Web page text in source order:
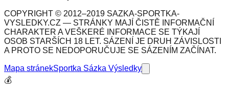
COPYRIGHT © 2012–2019 SAZKA-SPORTKA-
VYSLEDKY.CZ — STRÁNKY MAJÍ ČISTĚ INFORMAČNÍ
CHARAKTER A VEŠKERÉ INFORMACE SE TÝKAJÍ
OSOB STARŠÍCH 18 LET. SÁZENÍ JE DRUH ZÁVISLOSTI
A PROTO SE NEDOPORUČUJE SE SÁZENÍM ZAČÍNAT.
Mapa stránekSportka Sázka Výsledky
💰